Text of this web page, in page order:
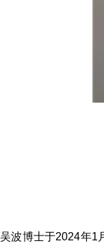
吴波博士于2024年1